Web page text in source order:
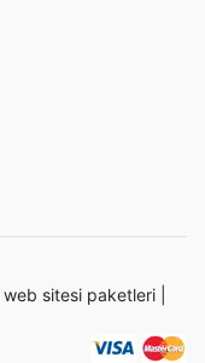
web sitesi paketleri |